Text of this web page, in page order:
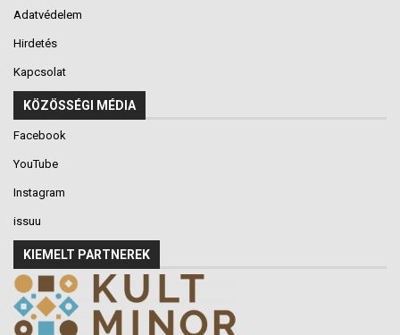
Adatvédelem
Hirdetés
Kapcsolat
KÖZÖSSÉGI MÉDIA
Facebook
YouTube
Instagram
issuu
KIEMELT PARTNEREK